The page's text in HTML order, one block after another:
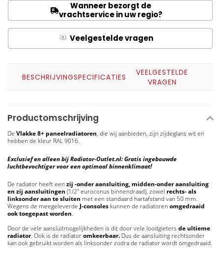
Wanneer bezorgt de
vrachtservice in uw regio?
Q Veelgestelde vragen
BESCHRIJVINGSPECIFICATIES
VEELGESTELDE
VRAGEN
Productomschrijving
De Vlakke 8+ paneelradiatoren, die wij aanbieden, zijn zijdeglans wit en
hebben de kleur RAL 9016.
Exclusief en alleen bij Radiator-Outlet.nl: Gratis ingebouwde
luchtbevochtiger voor een optimaal binnenklimaat!
De radiator heeft een zij -onder aansluiting, midden-onder aansluiting
en zij aansluitingen (1/2" euroconus binnendraad), zowel rechts- als
linksonder aan te sluiten met een standaard hartafstand van 50 mm.
Wegens de meegeleverde J-consoles kunnen de radiatoren omgedraaid
ook toegepast worden.
Door de vele aansluitmogelijkheden is dit door vele loodgieters de ultieme
radiator. Ook is de radiatoromkeerbaar. Dus de aansluiting rechtsonder
kan ook gebruikt worden als linksonder zodra de radiator wordt omgedraaid.